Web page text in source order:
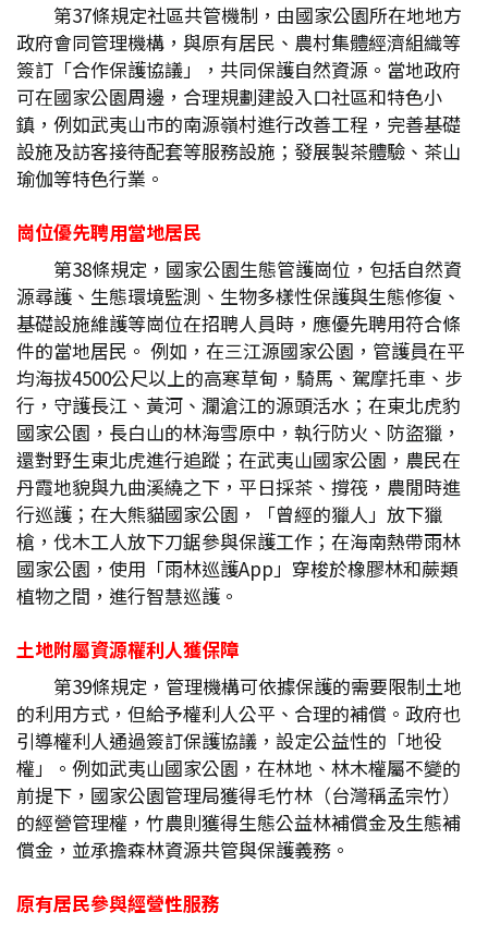
第37條規定社區共管機制，由國家公園所在地地方
政府會同管理機構，與原有居民、農村集體經濟組織等
簽訂「合作保護協議」，共同保護自然資源。當地政府
可在國家公園周邊，合理規劃建設入口社區和特色小
鎮，例如武夷山市的南源嶺村進行改善工程，完善基礎
設施及訪客接待配套等服務設施；發展製茶體驗、茶山
瑜伽等特色行業。
崗位優先聘用當地居民
第38條規定，國家公園生態管護崗位，包括自然資
源尋護、生態環境監測、生物多樣性保護與生態修復、
基礎設施維護等崗位在招聘人員時，應優先聘用符合條
件的當地居民。 例如，在三江源國家公園，管護員在平
均海拔4500公尺以上的高寒草甸，騎馬、駕摩托車、步
行，守護長江、黃河、瀾滄江的源頭活水；在東北虎豹
國家公園，長白山的林海雪原中，執行防火、防盜獵，
還對野生東北虎進行追蹤；在武夷山國家公園，農民在
丹霞地貌與九曲溪繞之下，平日採茶、撐筏，農閒時進
行巡護；在大熊貓國家公園，「曾經的獵人」放下獵
槍，伐木工人放下刀鋸參與保護工作；在海南熱帶雨林
國家公園，使用「雨林巡護App」穿梭於橡膠林和蕨類
植物之間，進行智慧巡護。
土地附屬資源權利人獲保障
第39條規定，管理機構可依據保護的需要限制土地
的利用方式，但給予權利人公平、合理的補償。政府也
引導權利人通過簽訂保護協議，設定公益性的「地役
權」。例如武夷山國家公園，在林地、林木權屬不變的
前提下，國家公園管理局獲得毛竹林（台灣稱孟宗竹）
的經營管理權，竹農則獲得生態公益林補償金及生態補
償金，並承擔森林資源共管與保護義務。
原有居民參與經營性服務